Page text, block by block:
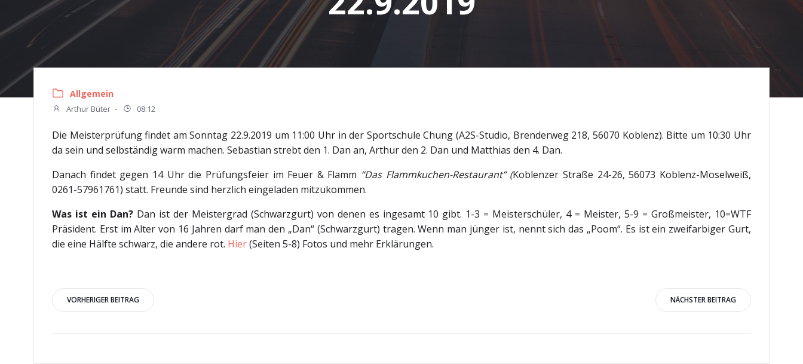
Allgemein
Arthur Büter - 08:12
Die Meisterprüfung findet am Sonntag 22.9.2019 um 11:00 Uhr in der Sportschule Chung (A2S-Studio, Brenderweg 218, 56070 Koblenz). Bitte um 10:30 Uhr
da sein und selbständig warm machen. Sebastian strebt den 1. Dan an, Arthur den 2. Dan und Matthias den 4. Dan.
Danach findet gegen 14 Uhr die Prüfungsfeier im Feuer & Flamm “Das Flammkuchen-Restaurant” (Koblenzer Straße 24-26, 56073 Koblenz-Moselweiß,
0261-57961761) statt. Freunde sind herzlich eingeladen mitzukommen.
Was ist ein Dan?Dan ist der Meistergrad (Schwarzgurt) von denen es ingesamt 10 gibt. 1-3 = Meisterschüler, 4 = Meister, 5-9 = Großmeister, 10=WTF
Präsident. Erst im Alter von 16 Jahren darf man den „Dan“ (Schwarzgurt) tragen. Wenn man jünger ist, nennt sich das „Poom“. Es ist ein zweifarbiger Gurt,
die eine Hälfte schwarz, die andere rot. Hier(Seiten 5-8) Fotos und mehr Erklärungen.
Beitragsnavigation
VORHERIGER BEITRAG NÄCHSTER BEITRAG